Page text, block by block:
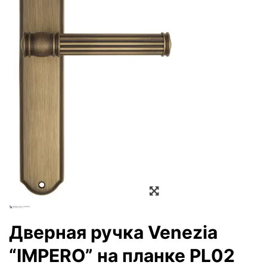
Zoom
Дверная ручка Venezia
“IMPERO” на планке PL02